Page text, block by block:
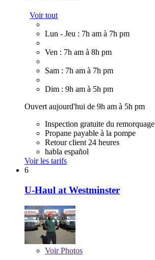
Voir tout
Lun - Jeu : 7h am à 7h pm
Ven : 7h am à 8h pm
Sam : 7h am à 7h pm
Dim : 9h am à 5h pm
Ouvert aujourd'hui de 9h am à 5h pm
Inspection gratuite du remorquage
Propane payable à la pompe
Retour client 24 heures
habla español
Voir les tarifs
6
U-Haul at Westminster
VoirPhotos